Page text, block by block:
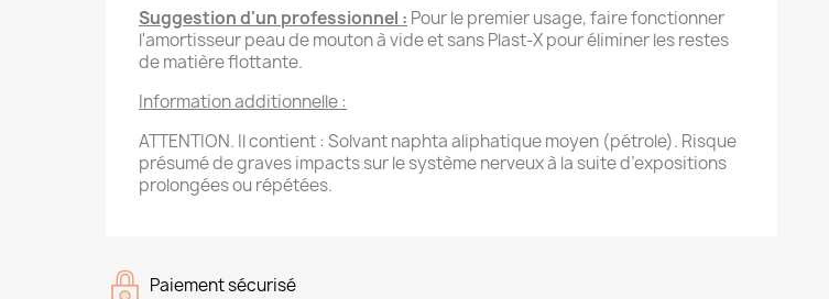
Suggestion d'un professionnel : Pour le premier usage, faire fonctionner
l'amortisseur peau de mouton à vide et sans Plast-X pour éliminer les restes
de matière flottante.
Information additionnelle :
ATTENTION. Il contient : Solvant naphta aliphatique moyen (pétrole). Risque
présumé de graves impacts sur le système nerveux à la suite d’expositions
prolongées ou répétées.
Paiement sécurisé